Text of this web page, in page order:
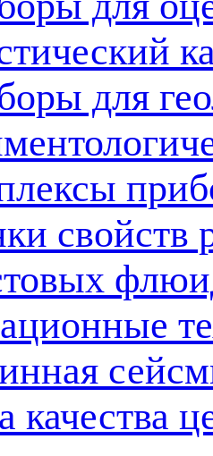
для
свойств
качества